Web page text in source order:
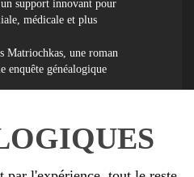
support innovant pour
médicale et plus
Matriochkas, une roman
enquête généalogique